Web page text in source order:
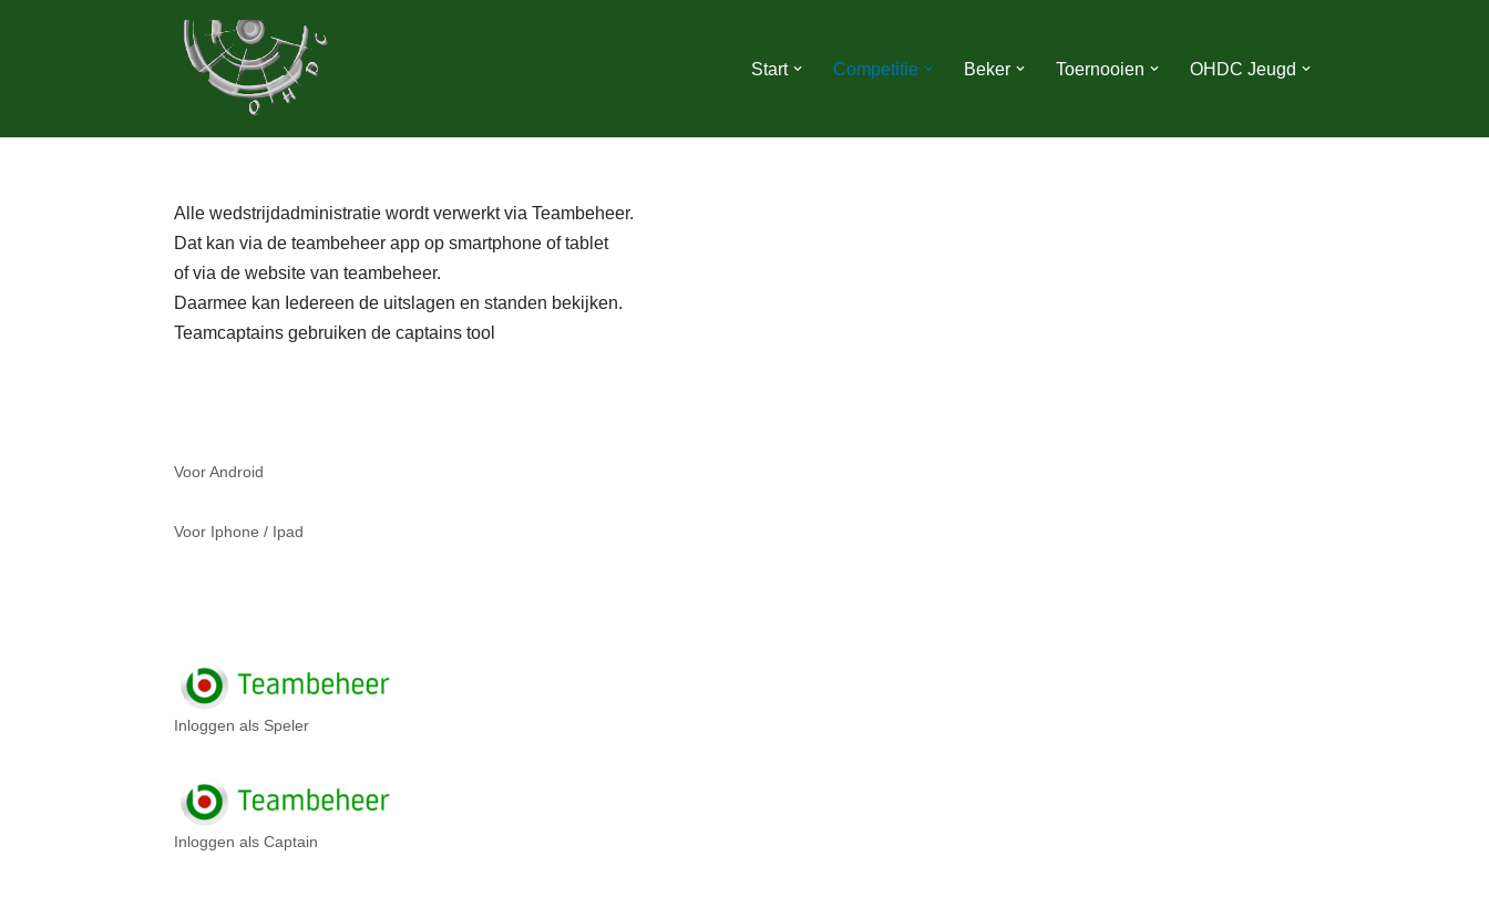
Start Competitie Beker Toernooien OHDC Jeugd
Alle wedstrijdadministratie wordt verwerkt via Teambeheer.
Dat kan via de teambeheer app op smartphone of tablet
of via de website van teambeheer.
Daarmee kan Iedereen de uitslagen en standen bekijken.
Teamcaptains gebruiken de captains tool
Voor Android
Voor Iphone / Ipad
Inloggen als Speler
Inloggen als Captain